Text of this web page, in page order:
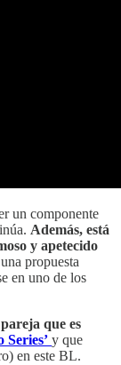
un componente
Además, está
y apetecido
propuesta
en uno de los
que es
Series’ y que
en este BL.